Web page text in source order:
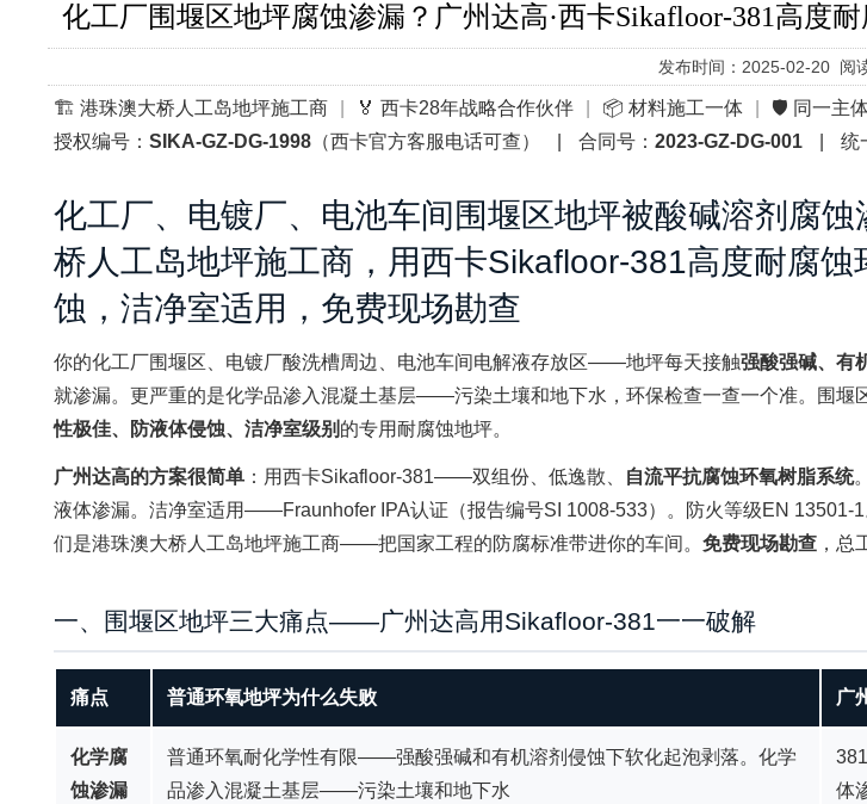
化工厂围堰区地坪腐蚀渗漏？广州达高·西卡Sikafloor-381高度
发布时间：2025-02-20 阅
🏗️ 港珠澳大桥人工岛地坪施工商 🏅 西卡28年战略合作伙伴 📦 材料施工一体
🛡️ 同一主
授权编号：SIKA-GZ-DG-1998 （西卡官方客服电话可查） 合同号：2023-GZ-DG-001 统
化工厂、电镀厂、电池车间围堰区地坪被酸碱溶剂腐
桥人工岛地坪施工商，用西卡Sikafloor-381高度耐腐
蚀，洁净室适用，免费现场勘查
你的化工厂围堰区、电镀厂酸洗槽周边、电池车间电解液存放区——地坪每天接触强酸强碱、有
就渗漏。更严重的是化学品渗入混凝土基层——污染土壤和地下水，环保检查一查一个准。围堰
性极佳、防液体侵蚀、洁净室级别 的专用耐腐蚀地坪。
广州达高的方案很简单 ：用西卡Sikafloor-381——双组份、低逸散、 自流平抗腐蚀环氧树脂系统
液体渗漏。洁净室适用——Fraunhofer IPA认证（报告编号SI 1008-533）。防火等级EN
们是港珠澳大桥人工岛地坪施工商——把国家工程的防腐标准带进你的车间。免费现场勘查 ，总
一、围堰区地坪三大痛点——广州达高用Sikafloor-381一一破解
痛点 普通环氧地坪为什么失败 广
化学腐
蚀渗漏
普通环氧耐化学性有限——强酸强碱和有机溶剂侵蚀下软化起泡剥落。化学
品渗入混凝土基层——污染土壤和地下水
体